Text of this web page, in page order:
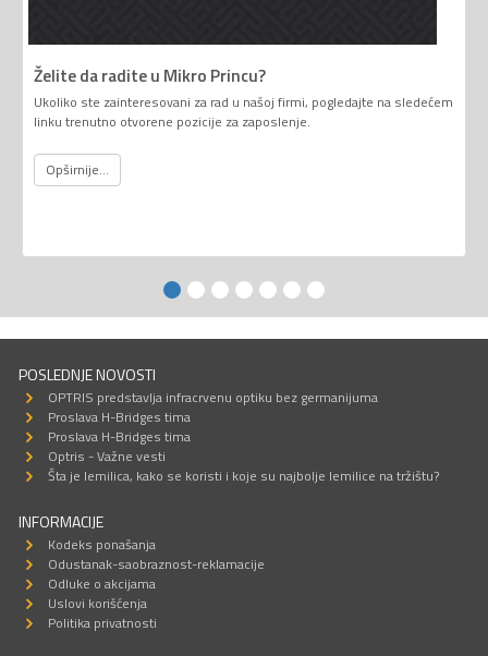
Želite da radite u Mikro Princu?
Ukoliko ste zainteresovani za rad u našoj firmi, pogledajte na sledećem
linku trenutno otvorene pozicije za zaposlenje.
Opširnije...
POSLEDNJE NOVOSTI
OPTRIS predstavlja infracrvenu optiku bez germanijuma
Proslava H-Bridges tima
Proslava H-Bridges tima
Optris - Važne vesti
Šta je lemilica, kako se koristi i koje su najbolje lemilice na tržištu?
INFORMACIJE
Kodeks ponašanja
Odustanak-saobraznost-reklamacije
Odluke o akcijama
Uslovi korišćenja
Politika privatnosti